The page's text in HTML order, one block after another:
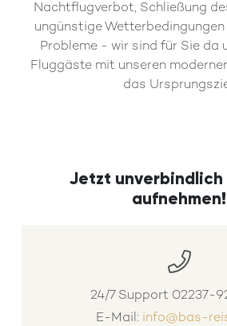
Nachtflugverbot, Schließung
ungünstige
Probleme - wir sind für Sie da
Fluggäste mit unseren
das
Jetzt unverbindlich
aufnehmen!
24/7 Support 02237-
E-Mail: info@bas-